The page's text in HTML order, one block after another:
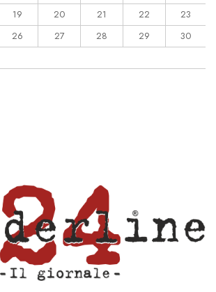
19 20 21 22
23
26 27 28 29
30